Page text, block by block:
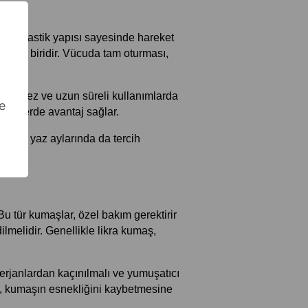
elastik yapısı sayesinde hareket
biridir. Vücuda tam oturması,
ve uzun süreli kullanımlarda
avantaj sağlar.
yaz aylarında da tercih
tür kumaşlar, özel bakım gerektirir
Genellikle likra kumaş,
kaçınılmalı ve yumuşatıcı
kumaşın esnekliğini kaybetmesine